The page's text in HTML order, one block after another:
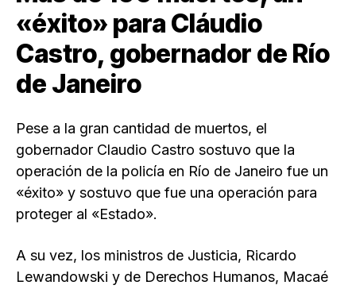
«éxito» para Cláudio
Castro, gobernador de Río
de Janeiro
Pese a la gran cantidad de muertos, el
gobernador Claudio Castro sostuvo que la
operación de la policía en Río de Janeiro fue un
«éxito» y sostuvo que fue una operación para
proteger al «Estado».
A su vez, los ministros de Justicia, Ricardo
Lewandowski y de Derechos Humanos, Macaé